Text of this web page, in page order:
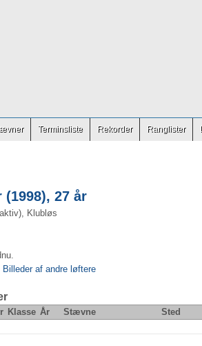
Terminsliste Rekorder Ranglister
27 år
Klubløs
Billeder af andre løftere
Klasse År Stævne
Sted